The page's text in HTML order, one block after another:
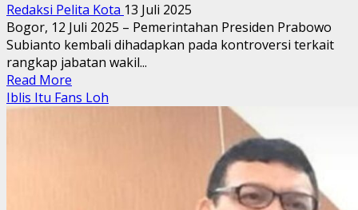
Redaksi Pelita Kota 13 Juli 2025
Bogor, 12 Juli 2025 – Pemerintahan Presiden Prabowo
Subianto kembali dihadapkan pada kontroversi terkait
rangkap jabatan wakil...
Read More
more
Iblis Itu Fans Loh